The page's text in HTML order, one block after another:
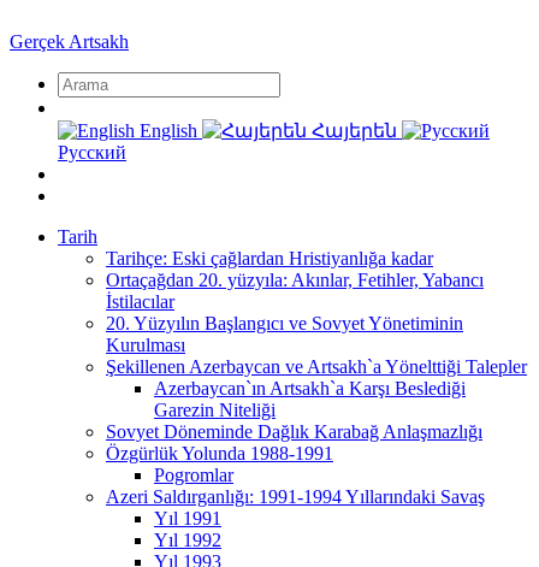
Gerçek Artsakh
English
Հայերեն
Русский
Tarih
Tarihçe: Eski çağlardan Hristiyanlığa kadar
Ortaçağdan 20. yüzyıla: Akınlar, Fetihler, Yabancı
İstilacılar
20. Yüzyılın Başlangıcı ve Sovyet Yönetiminin
Kurulması
Şekillenen Azerbaycan ve Artsakh`a Yönelttiği Talepler
Azerbaycan`ın Artsakh`a Karşı Beslediği
Garezin Niteliği
Sovyet Döneminde Dağlık Karabağ Anlaşmazlığı
Özgürlük Yolunda 1988-1991
Pogromlar
Azeri Saldırganlığı: 1991-1994 Yıllarındaki Savaş
Yıl 1991
Yıl 1992
Yıl 1993